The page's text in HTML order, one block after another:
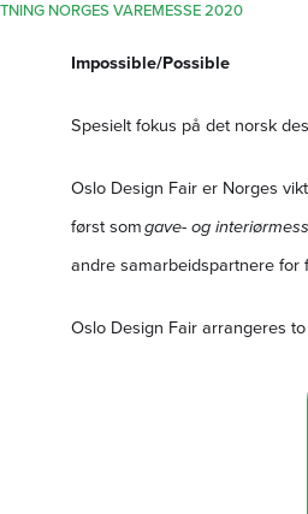
NORGES VAREMESSE 2020
Impossible/Possible
Spesielt fokus på det norsk
Oslo Design Fair er Norges
først somgave- og
andre samarbeidspartnere for
Oslo Design Fair arrangeres